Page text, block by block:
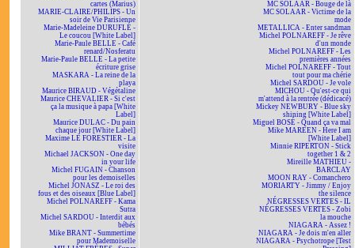
cartes (Marius)
MARIE-CLAIRE/PHILIPS - Un
soir de Vie Parisienne
Marie-Madeleine DURUFLÉ -
Le coucou [White Label]
Marie-Paule BELLE - Café
renard/Nosferatu
Marie-Paule BELLE - La petite
écriture grise
MASKARA - La reine de la
playa
Maurice BIRAUD - Végétaline
Maurice CHEVALIER - Si c'est
ça la musique à papa [White
Label]
Maurice DULAC - Du pain
chaque jour [White Label]
Maxime LE FORESTIER - La
visite
Michael JACKSON - One day
in your life
Michel FUGAIN - Chanson
pour les demoiselles
Michel JONASZ - Le roi des
fous et des oiseaux [Blue Label]
Michel POLNAREFF - Kama
Sutra
Michel SARDOU - Interdit aux
bébés
Mike BRANT - Summertime
pour Mademoiselle
MC SOLAAR - Bouge de là
MC SOLAAR - Victime de la
mode
METALLICA - Enter sandman
Michel POLNAREFF - Je rêve
d'un monde
Michel POLNAREFF - Les
premières années
Michel POLNAREFF - Tout
tout pour ma chérie
Michel SARDOU - Je vole
MICHOU - Qu'est-ce qui
m'attend à la rentrée (dédicacé)
Mickey NEWBURY - Blue sky
shining [White Label]
Miguel BOSÉ - Quand ça va mal
Mike MAREEN - Here I am
[White Label]
Minnie RIPERTON - Stick
together 1 & 2
Mireille MATHIEU -
BARCLAY
MOON RAY - Comanchero
MORIARTY - Jimmy / Enjoy
the silence
NÉGRESSES VERTES - IL
NÉGRESSES VERTES - Zobi
la mouche
NIAGARA - Assez !
NIAGARA - Je dois m'en aller
NIAGARA - Psychotrope [Test